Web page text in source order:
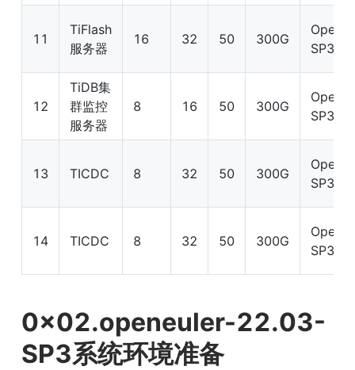
11
TiFlash
服务器
16 32 50 300G
SP3
12
TiDB集
群监控
服务器
8 16 50 300G
SP3
13 TICDC 8 32 50 300G
SP3
14 TICDC 8 32 50 300G
SP3
0x02.openeuler-22.03-
SP3系统环境准备